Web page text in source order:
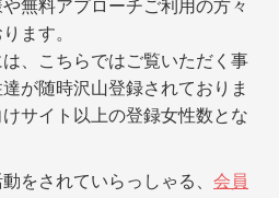
無料アプローチご利用の方々
ます。
は、こちらではご覧いただく事
が随時沢山登録されておりま
サイト以上の登録女性数とな
をされていらっしゃる、 会員